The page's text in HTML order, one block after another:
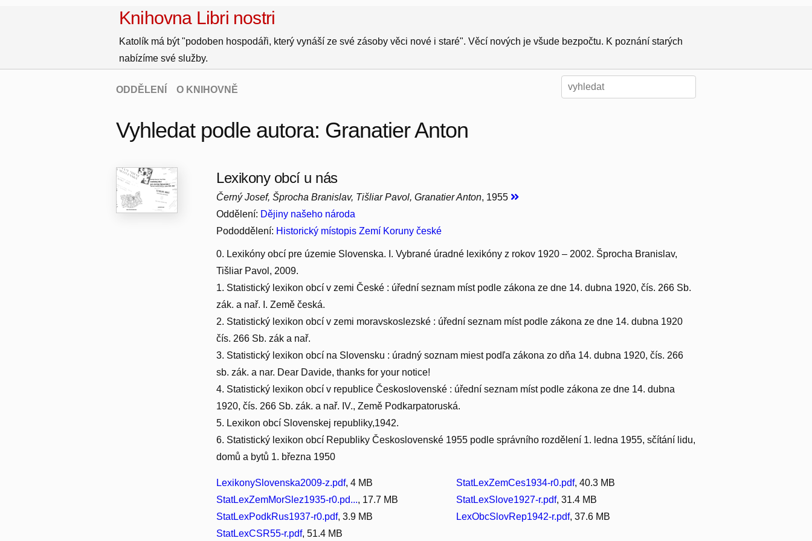
Knihovna Libri nostri
Katolík má být "podoben hospodáři, který vynáší ze své zásoby věci nové i staré". Věcí nových je všude bezpočtu. K poznání starých
nabízíme své služby.
ODDĚLENÍ O KNIHOVNĚ
Vyhledat podle autora: Granatier Anton
Lexikony obcí u nás
Černý Josef, Šprocha Branislav, Tišliar Pavol, Granatier Anton, 1955
Oddělení: Dějiny našeho národa
Pododdělení: Historický místopis Zemí Koruny české
0. Lexikóny obcí pre územie Slovenska. I. Vybrané úradné lexikóny z rokov 1920 – 2002. Šprocha Branislav,
Tišliar Pavol, 2009.
1. Statistický lexikon obcí v zemi České : úřední seznam míst podle zákona ze dne 14. dubna 1920, čís. 266 Sb.
zák. a nař. I. Země česká.
2. Statistický lexikon obcí v zemi moravskoslezské : úřední seznam míst podle zákona ze dne 14. dubna 1920
čís. 266 Sb. zák a nař.
3. Statistický lexikon obcí na Slovensku : úradný soznam miest podľa zákona zo dňa 14. dubna 1920, čís. 266
sb. zák. a nar. Dear Davide, thanks for your notice!
4. Statistický lexikon obcí v republice Československé : úřední seznam míst podle zákona ze dne 14. dubna
1920, čís. 266 Sb. zák. a nař. IV., Země Podkarpatoruská.
5. Lexikon obcí Slovenskej republiky,1942.
6. Statistický lexikon obcí Republiky Československé 1955 podle správního rozdělení 1. ledna 1955, sčítání lidu,
domů a bytů 1. března 1950
LexikonySlovenska2009-z.pdf, 4 MB StatLexZemCes1934-r0.pdf, 40.3 MB
StatLexZemMorSlez1935-r0.pd..., 17.7 MB StatLexSlove1927-r.pdf, 31.4 MB
StatLexPodkRus1937-r0.pdf, 3.9 MB LexObcSlovRep1942-r.pdf, 37.6 MB
StatLexCSR55-r.pdf, 51.4 MB